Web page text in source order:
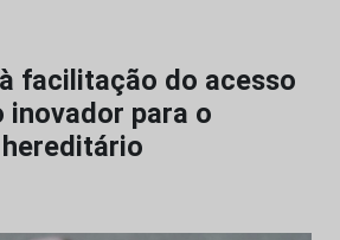
facilitação do acesso
para o